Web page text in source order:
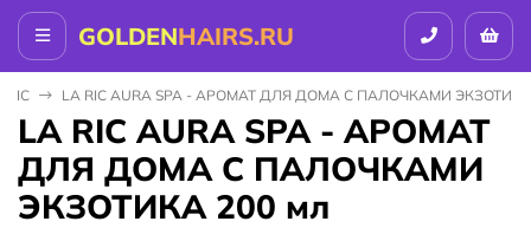
GOLDENHAIRS.RU
RIC LA RIC AURA SPA - АРОМАТ ДЛЯ ДОМА С ПАЛОЧКАМИ ЭКЗОТИКА
LA RIC AURA SPA - АРОМАТ
ДЛЯ ДОМА С ПАЛОЧКАМИ
ЭКЗОТИКА 200 мл